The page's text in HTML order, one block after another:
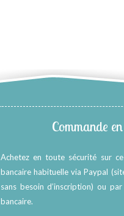
Commande
Achetez en toute sécurité sur
bancaire habituelle via Paypal
sans besoin d’inscription) ou
bancaire.